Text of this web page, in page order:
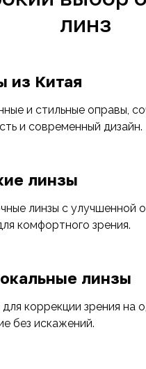
линз
из Китая
и стильные оправы,
и современный дизайн.
линзы
линзы с улучшенной
комфортного зрения.
линзы
коррекции зрения на
без искажений.